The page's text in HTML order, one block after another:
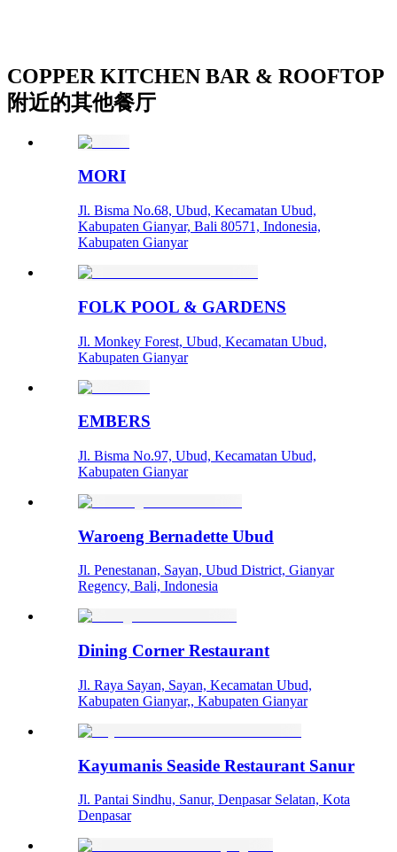
COPPER KITCHEN BAR & ROOFTOP
附近的其他餐厅
MORI
Jl. Bisma No.68, Ubud, Kecamatan Ubud,
Kabupaten Gianyar, Bali 80571, Indonesia,
Kabupaten Gianyar
FOLK POOL & GARDENS
Jl. Monkey Forest, Ubud, Kecamatan Ubud,
Kabupaten Gianyar
EMBERS
Jl. Bisma No.97, Ubud, Kecamatan Ubud,
Kabupaten Gianyar
Waroeng Bernadette Ubud
Jl. Penestanan, Sayan, Ubud District, Gianyar
Regency, Bali, Indonesia
Dining Corner Restaurant
Jl. Raya Sayan, Sayan, Kecamatan Ubud,
Kabupaten Gianyar,, Kabupaten Gianyar
Kayumanis Seaside Restaurant Sanur
Jl. Pantai Sindhu, Sanur, Denpasar Selatan, Kota
Denpasar